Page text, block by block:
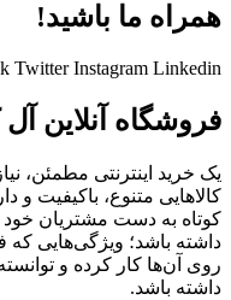
همراه ما باشید!
Twitter Instagram Linkedin
فروشگاه آنلاین آل
یک خرید اینترنتی مطمئن،
کالاهایی متنوع، باکیفیت
کوتاه به دست مشتریان
داشته باشد؛ ویژگی‌هایی که
روی آن‌ها کار کرده و
داشته باشد.